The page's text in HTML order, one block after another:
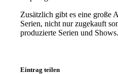
Zusätzlich gibt es eine große
Serien, nicht nur zugekauft
produzierte Serien und Shows.
Eintrag teilen